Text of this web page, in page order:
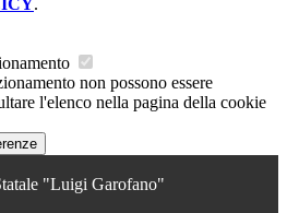
.
non possono essere
l'elenco nella pagina della cookie
"Luigi Garofano"